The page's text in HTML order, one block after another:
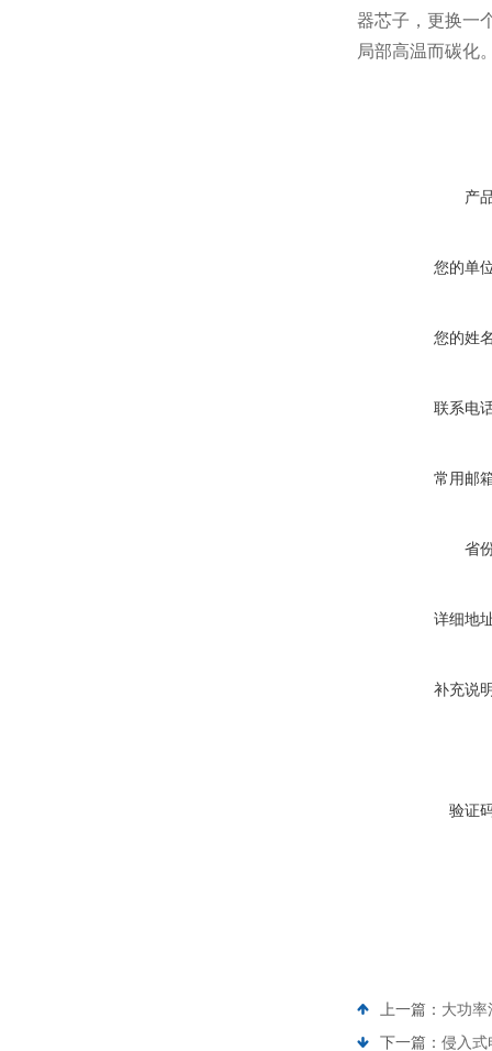
器芯子，更换一
局部高温而碳化
产
您的单
您的姓
联系电
常用邮
省
详细地
补充说
验证
上一篇： 大功率
下一篇： 侵入式